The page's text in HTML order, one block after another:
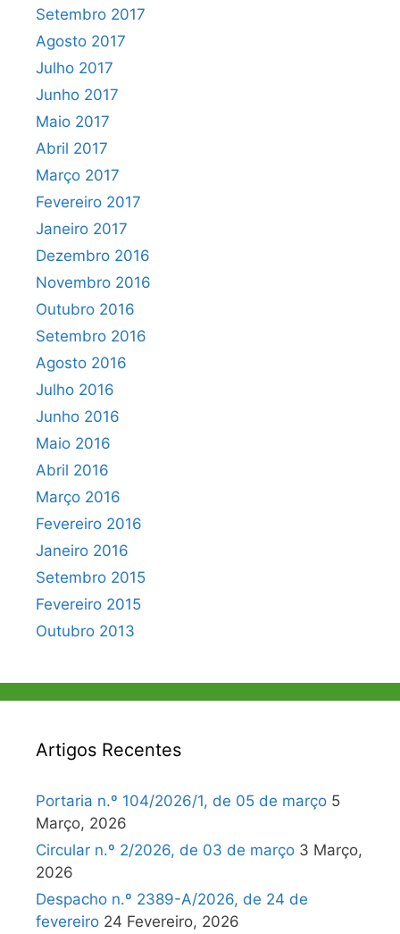
Setembro 2017
Agosto 2017
Julho 2017
Junho 2017
Maio 2017
Abril 2017
Março 2017
Fevereiro 2017
Janeiro 2017
Dezembro 2016
Novembro 2016
Outubro 2016
Setembro 2016
Agosto 2016
Julho 2016
Junho 2016
Maio 2016
Abril 2016
Março 2016
Fevereiro 2016
Janeiro 2016
Setembro 2015
Fevereiro 2015
Outubro 2013
Artigos Recentes
Portaria n.º 104/2026/1, de 05 de março 5
Março, 2026
Circular n.º 2/2026, de 03 de março 3 Março,
2026
Despacho n.º 2389-A/2026, de 24 de
fevereiro 24 Fevereiro, 2026